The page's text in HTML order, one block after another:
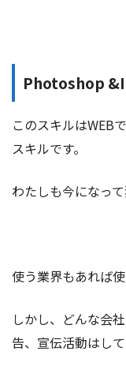
Photoshop
このスキルはWEB
スキルです。
わたしも今になっ
使う業界もあれば
しかし、どんな会
告、宣伝活動はして